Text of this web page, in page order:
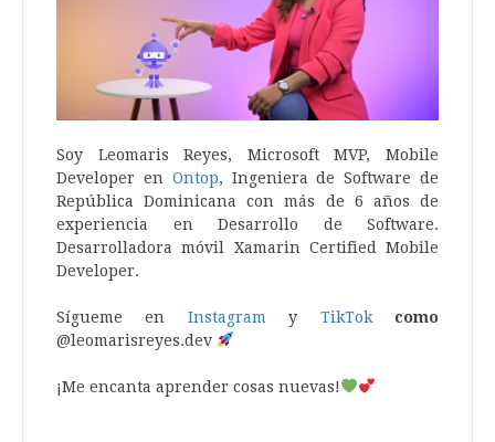
Soy Leomaris Reyes, Microsoft MVP, Mobile
Developer en Ontop, Ingeniera de Software de
República Dominicana con más de 6 años de
experiencia en Desarrollo de Software.
Desarrolladora móvil Xamarin Certified Mobile
Developer.
Sígueme en Instagram y TikTokcomo
@leomarisreyes.dev
¡Me encanta aprender cosas nuevas!